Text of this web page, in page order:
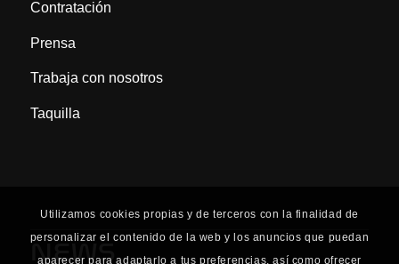
Contratación
Prensa
Trabaja con nosotros
Taquilla
NEWS
Utilizamos cookies propias y de terceros con la finalidad de
personalizar el contenido de la web y los anuncios que puedan
aparecer para adaptarlo a tus preferencias, así como ofrecer